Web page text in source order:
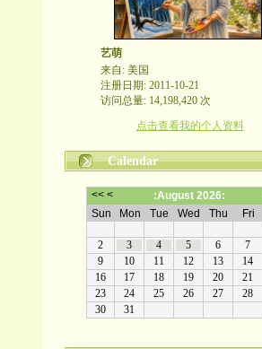
艺萌
来自: 美国
注册日期: 2011-10-21
访问总量: 14,198,420 次
点击查看我的个人资料
Calendar